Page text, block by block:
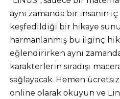
aynı zamanda bir insanın iç
keşfedildiği bir hikaye
harmanlanmış bu ilginç
eğlendirirken aynı
karakterlerin sıradışı
sağlayacak. Hemen
online olarak okuyun ve